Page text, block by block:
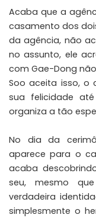
Acaba que a
casamento dos
da agência, não
no assunto, ele
com Gae-Dong
Soo aceita isso, o
sua felicidade
organiza a tão
No dia da
aparece para o
acaba
seu, mesmo
verdadeira
simplesmente o